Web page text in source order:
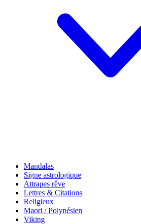
Mandalas
Signe astrologique
Attrapes rêve
Lettres & Citations
Religieux
Maori / Polynésien
Viking